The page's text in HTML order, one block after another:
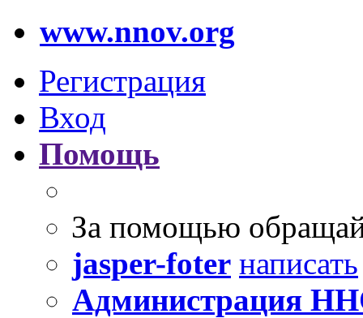
www.nnov.org
Регистрация
Вход
Помощь
За помощью
jasper-foter написать
Администрация